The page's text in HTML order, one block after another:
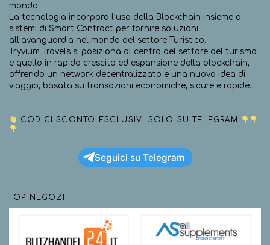
mondo
La tecnologia incorpora l’uso della Blockchain insieme a
sistemi di Smart Contract per fornire soluzioni
all’avanguardia nel mondo del settore Turistico.
Tryvium Travels si posiziona al centro del settore del turismo
e quello in rapida crescita ed espansione della blockchain,
offrendo un network decentralizzato e una nuova idea di
viaggio, basata su transazioni economiche, sicure e rapide.
CODICI SCONTO ESCLUSIVI SOLO SU TELEGRAM
Seguici su Telegram
TOP NEGOZI